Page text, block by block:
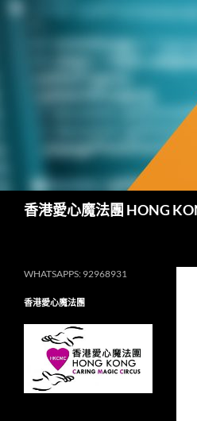
香港愛心魔法團 HONG
WHATSAPPS: 92968931
香港愛心魔法團